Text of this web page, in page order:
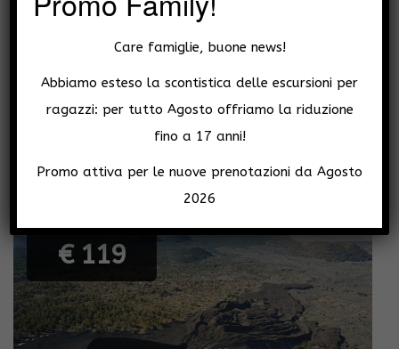
Etna 3000 da sud con Funivia e trekking
DIFFICOLTÀ: •••/5 | TOUR CONDIVISO | 59€ GUIDA +
54€ TICKET FUNIVIA (RES. IN SICILIA 15€) Questa
Bestseller
€ 119
Care famiglie, buone news!
Abbiamo esteso la scontistica delle escursioni per
ragazzi: per tutto Agosto offriamo la riduzione
fino a 17 anni!
Promo attiva per le nuove prenotazioni da Agosto
2026